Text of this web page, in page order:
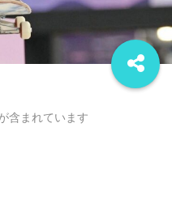
含まれています